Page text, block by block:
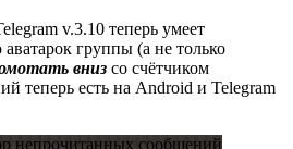
v.3.10 теперь умеет
группы (а не только
вниз со счётчиком
теперь есть на Android и Telegram